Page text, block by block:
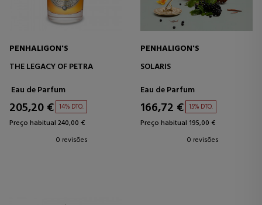
PENHALIGON'S
THE LEGACY OF PETRA
Eau de Parfum
205,20 € 14% DTO.
Preço habitual 240,00 €
0 revisões
PENHALIGON'S
SOLARIS
Eau de Parfum
166,72 € 15% DTO.
Preço habitual 195,00 €
0 revisões